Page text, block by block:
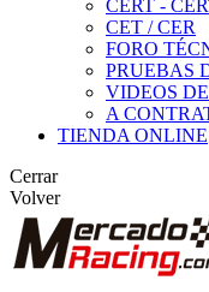
CERT -
CET / CER
FORO
PRUEBAS
VIDEOS
A
TIENDA ONLINE
Cerrar
Volver